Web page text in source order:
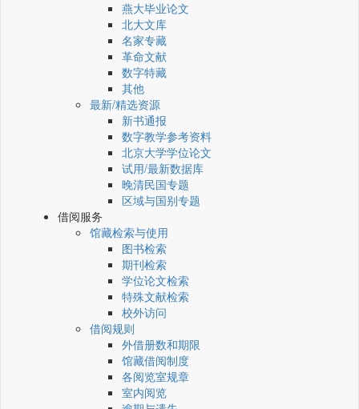
燕大毕业论文
北大文库
名家专藏
革命文献
数字特藏
其他
最新/精选资源
新书通报
数字教学参考资料
北京大学学位论文
试用/最新数据库
晚清民国专题
区域与国别专题
借阅服务
馆藏检索与使用
图书检索
期刊检索
学位论文检索
特殊文献检索
校外访问
借阅规则
外借册数和期限
馆藏借阅制度
各阅览室规章
室内阅览